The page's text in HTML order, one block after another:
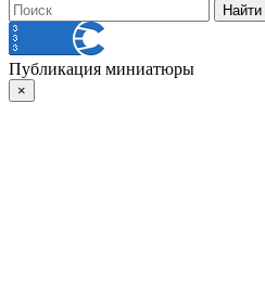
Публикация миниатюры
×